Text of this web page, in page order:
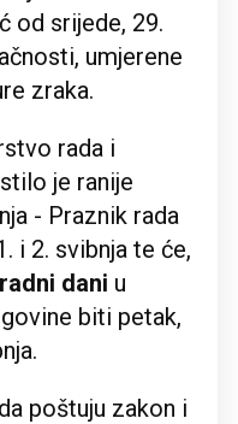
od srijede, 29.
umjerene
zraka.
rada i
je ranije
- Praznik rada
i 2. svibnja te će,
dani u
biti petak,
poštuju zakon i